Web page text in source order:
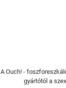
A Ouch! -
gyártótól a